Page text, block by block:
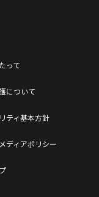
って
について
ティ基本方針
ディアポリシー